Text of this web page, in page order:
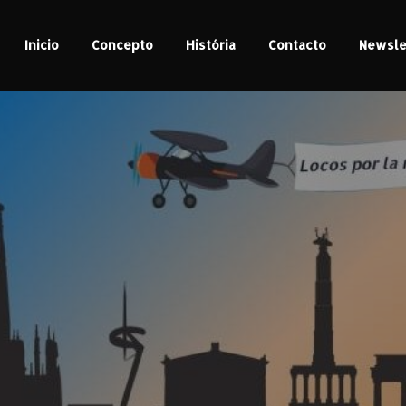
Inicio Concepto História Contacto